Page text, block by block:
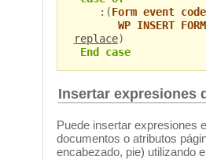
:(Form event code
WP INSERT
replace)
End case
Insertar expresiones
Puede insertar expresiones
documentos o atributos
encabezado, pie) utilizando